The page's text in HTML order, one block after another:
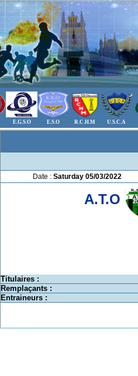
E.G.S.O E.S.O R.C.H.M U.S.C.A
Date : Saturday 05/03/2022
A.T.O
Titulaires :
Remplaçants :
Entraineurs :